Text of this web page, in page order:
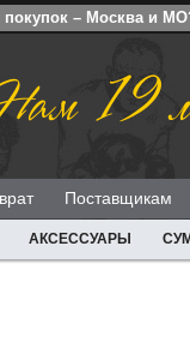
покупок – Москва и
19
Поставщикам
АКСЕССУАРЫ